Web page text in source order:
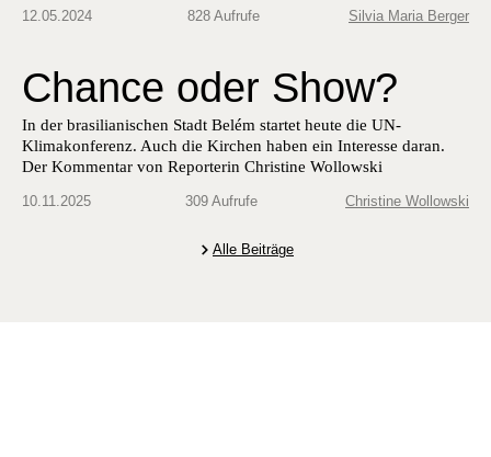
12.05.2024 828 Aufrufe Silvia Maria Berger
Chance oder Show?
In der brasilianischen Stadt Belém startet heute die UN-
Klimakonferenz. Auch die Kirchen haben ein Interesse daran.
Der Kommentar von Reporterin Christine Wollowski
10.11.2025 309 Aufrufe Christine Wollowski
Alle Beiträge